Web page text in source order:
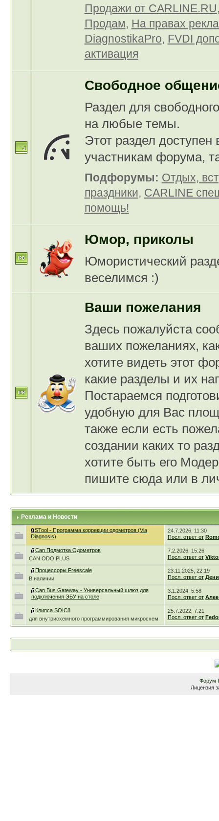
Продажи от CARLINE.RU
Продам, На правах
DiagnostikaPro, FVDI
активация
Свободное
Раздел для
на любые темы.
Этот раздел доступен
участникам форума,
Подфорумы: Отдых,
праздники, CARLINE
помощь!
Юмор, приколы
Юмористический
веселимся :)
Ваши пожелания
Здесь пожалуйста
ваших пожеланиях,
хотите видеть этот
какие разделы и их
Постараемся
удобную для Вас
также если есть
создании каких то
хотите быть его
пишите сюда или в
Реклама и Новости
STool - Программа коррекции одометров (Via
Diagnosis)
24.7.2026, 11:30
Посл. ответ от
Can Подмотка Одометров
CAN ODO PLUS
7.2.2026, 15:26
Посл. ответ от
Процессоры Freescale
В наличии
23.11.2025, 22:19
Посл. ответ от
Can Bus Gateway - Универсальный шлюз для
подключения ЭБУ на столе
3.1.2024, 5:58
Посл. ответ от
Клипса SOIC8
для внутрисхемного программирования микросхем
25.7.2022, 7:21
Посл. ответ от
Форум
Лицензия